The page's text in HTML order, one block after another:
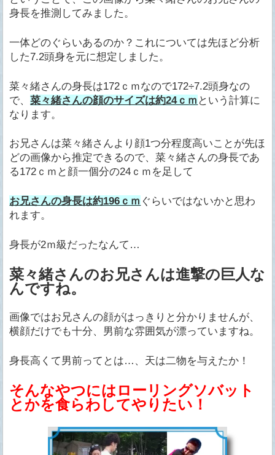
身長を推測してみました。
一体どのぐらいあるのか？これについては先ほど分析
した7.2頭身を元に想定しました。
菜々緒さんの身長は172ｃｍなので172÷7.2頭身なの
で、菜々緒さんの顔のサイズは約24ｃｍ という計算に
なります。
お兄さんは菜々緒さんより顔1つ分程度高いことが先ほ
どの画像から推定できるので、菜々緒さんの身長であ
る172ｃｍと顔一個分の24ｃｍを足して
お兄さんの身長は約196ｃｍ ぐらいではないかと思わ
れます。
身長が2ｍ級だったなんて…
菜々緒さんのお兄さんは進撃の巨人な
んですね。
画像ではお兄さんの顔がはっきりと分かりませんが、
横顔だけでも十分、男前な雰囲気が漂っていますね。
身長高くて男前ってとは…、天は二物を与えたか！
そんなやつにはローリングソバット
とかを食らわしてやりたい！